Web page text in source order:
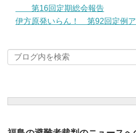
第16回定期総会報告
伊方原発いらん！ 第92回定例